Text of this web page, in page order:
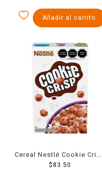
Añadir al carrito
Cereal Nestlé Cookie Crisp
480 g
$ 83.50